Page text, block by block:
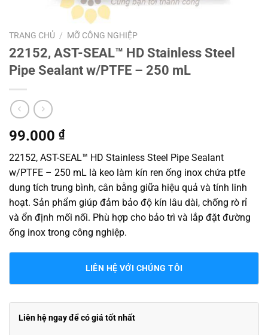
TRANG CHỦ / MỠ CÔNG NGHIỆP
22152, AST-SEAL™ HD Stainless Steel
Pipe Sealant w/PTFE – 250 mL
99.000 ₫
22152, AST-SEAL™ HD Stainless Steel Pipe Sealant
w/PTFE – 250 mL là keo làm kín ren ống inox chứa ptfe
dung tích trung bình, cân bằng giữa hiệu quả và tính linh
hoạt. Sản phẩm giúp đảm bảo độ kín lâu dài, chống rò rỉ
và ổn định mối nối. Phù hợp cho bảo trì và lắp đặt đường
ống inox trong công nghiệp.
LIÊN HỆ VỚI CHÚNG TÔI
Liên hệ ngay để có giá tốt nhất